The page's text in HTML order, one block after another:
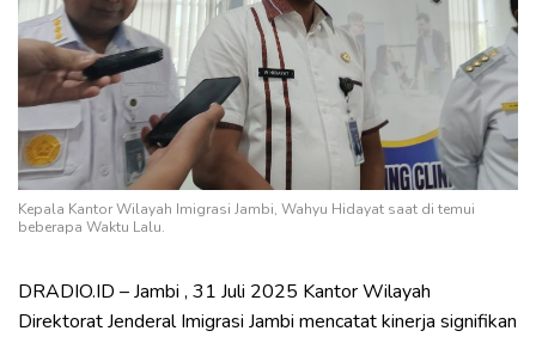
Kepala Kantor Wilayah Imigrasi Jambi, Wahyu Hidayat saat di temui
beberapa Waktu Lalu.
DRADIO.ID – Jambi , 31 Juli 2025 Kantor Wilayah
Direktorat Jenderal Imigrasi Jambi mencatat kinerja signifikan